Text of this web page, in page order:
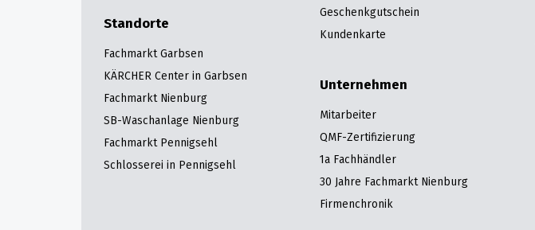
Standorte
Fachmarkt Garbsen
KÄRCHER Center in Garbsen
Fachmarkt Nienburg
SB-Waschanlage Nienburg
Fachmarkt Pennigsehl
Schlosserei in Pennigsehl
Geschenkgutschein
Kundenkarte
Unternehmen
Mitarbeiter
QMF-Zertifizierung
1a Fachhändler
30 Jahre Fachmarkt Nienburg
Firmenchronik